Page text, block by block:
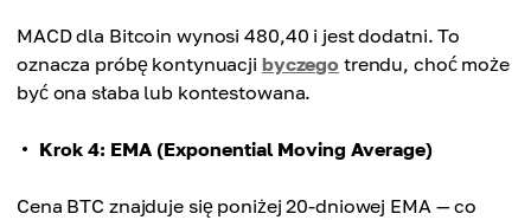
MACD dla Bitcoin wynosi 480,40 i jest dodatni. To
oznacza próbę kontynuacji byczego trendu, choć może
być ona słaba lub kontestowana.
Krok 4: EMA (Exponential Moving Average)
Cena BTC znajduje się poniżej 20-dniowej EMA — co